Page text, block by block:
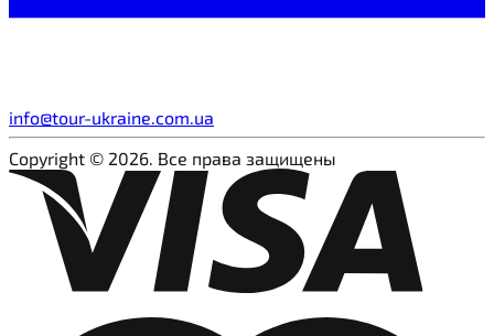
info@tour-ukraine.com.ua
Copyright © 2026. Все права защищены